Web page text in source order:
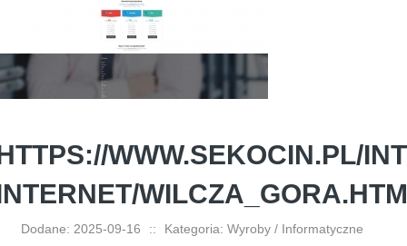
WWW.SEKOCIN.PL/
Dodane: 2025-09-16 :: Kategoria: Wyroby / Informatyczne